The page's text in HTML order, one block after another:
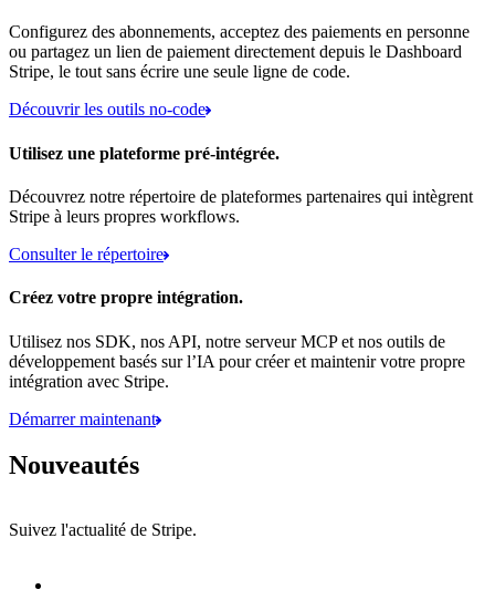
Configurez des abonnements, acceptez des paiements en personne
ou partagez un lien de paiement directement depuis le Dashboard
Stripe, le tout sans écrire une seule ligne de code.
Découvrir les outils no-code
Utilisez une plateforme pré-intégrée.
Découvrez notre répertoire de plateformes partenaires qui intègrent
Stripe à leurs propres workflows.
Consulter le répertoire
Créez votre propre intégration.
Utilisez nos SDK, nos API, notre serveur MCP et nos outils de
développement basés sur l’IA pour créer et maintenir votre propre
intégration avec Stripe.
Démarrer maintenant
Nouveautés
Suivez l'actualité de Stripe.